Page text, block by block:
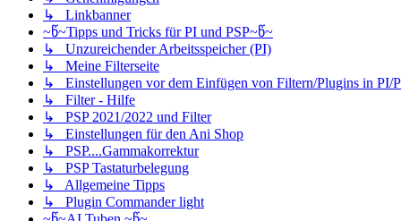
↳ Linkbanner
~წ~Tipps und Tricks für PI und PSP~წ~
↳ Unzureichender Arbeitsspeicher (PI)
↳ Meine Filterseite
↳ Einstellungen vor dem Einfügen von Filtern/Plugins in PI/
↳ Filter - Hilfe
↳ PSP 2021/2022 und Filter
↳ Einstellungen für den Ani Shop
↳ PSP....Gammakorrektur
↳ PSP Tastaturbelegung
↳ Allgemeine Tipps
↳ Plugin Commander light